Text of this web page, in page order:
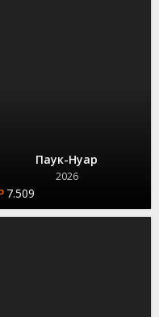
Паук-Нуар
2026
7.509